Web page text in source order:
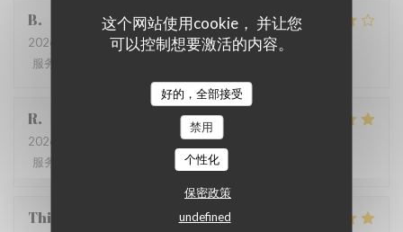
这个网站使用cookie， 并让您
可以控制想要激活的内容。
好的，全部接受
禁用
个性化
保密政策
undefined
B
2026-07-08
- 20:00 - 来宾 4
服务
R
2026-06-17
服务
/5 质价比
Thierry